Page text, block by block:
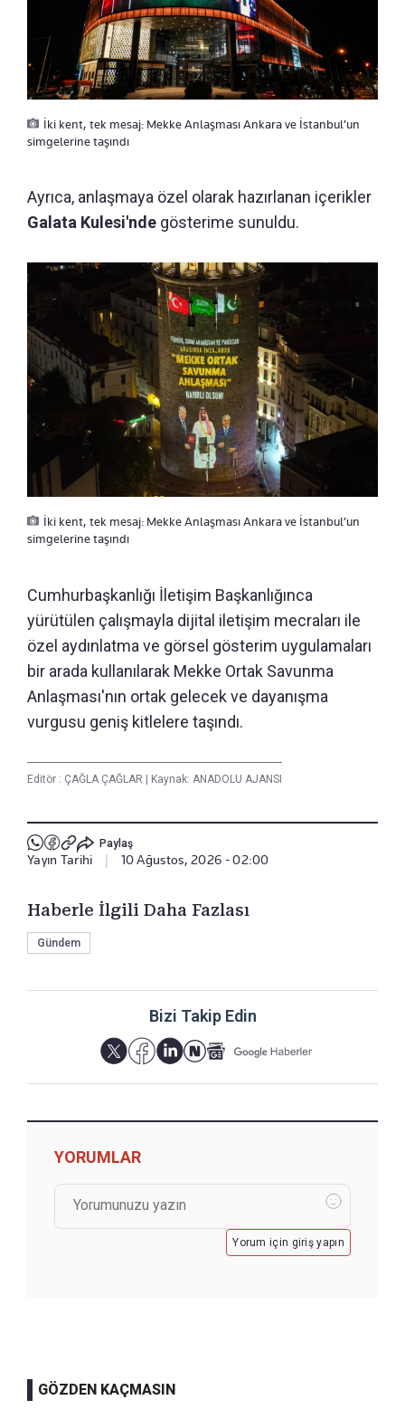
İki kent, tek mesaj: Mekke Anlaşması Ankara ve İstanbul’un
simgelerine taşındı
Ayrıca, anlaşmaya özel olarak hazırlanan içerikler
Galata Kulesi'nde gösterime sunuldu.
İki kent, tek mesaj: Mekke Anlaşması Ankara ve İstanbul’un
simgelerine taşındı
Cumhurbaşkanlığı İletişim Başkanlığınca
yürütülen çalışmayla dijital iletişim mecraları ile
özel aydınlatma ve görsel gösterim uygulamaları
bir arada kullanılarak Mekke Ortak Savunma
Anlaşması'nın ortak gelecek ve dayanışma
vurgusu geniş kitlelere taşındı.
Editör : ÇAĞLA ÇAĞLAR Kaynak: ANADOLU AJANSI
Paylaş
Yayın Tarihi 10 Ağustos, 2026 - 02:00
Haberle İlgili Daha Fazlası
Gündem
Bizi Takip Edin
YORUMLAR
Yorum için giriş yapın
GÖZDEN KAÇMASIN